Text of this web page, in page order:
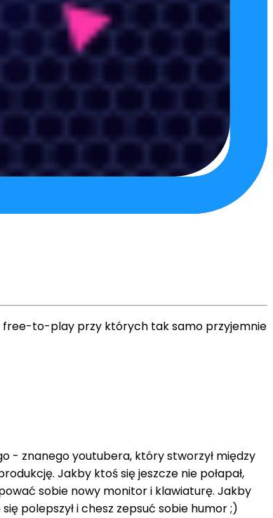
free-to-play przy których tak samo przyjemnie
- znanego youtubera, który stworzył między
Jakby ktoś się jeszcze nie połapał,
sobie nowy monitor i klawiaturę. Jakby
się polepszył i chesz zepsuć sobie humor ;)